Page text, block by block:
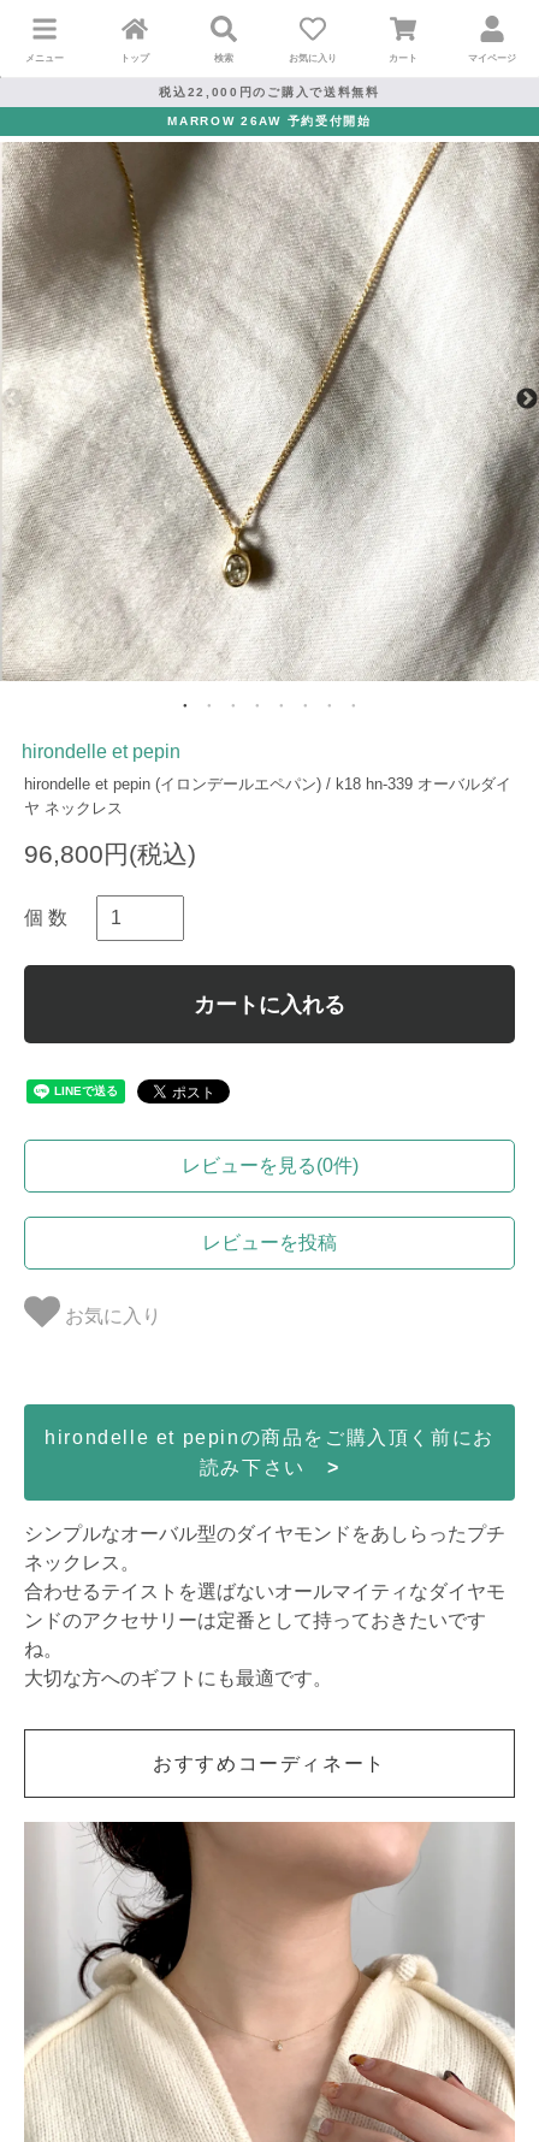
メニュー トップ 検索 お気に入り カート マイページ
税込22,000円のご購入で送料無料
MARROW 26AW 予約受付開始
hirondelle et pepin
hirondelle et pepin (イロンデールエペパン) / k18 hn-339 オーバルダイ
ヤ ネックレス
96,800円(税込)
個 数
カートに入れる
レビューを見る(0件)
レビューを投稿
お気に入り
hirondelle et pepinの商品をご購入頂く前にお
読み下さい >
シンプルなオーバル型のダイヤモンドをあしらったプチ
ネックレス。
合わせるテイストを選ばないオールマイティなダイヤモ
ンドのアクセサリーは定番として持っておきたいです
ね。
大切な方へのギフトにも最適です。
おすすめコーディネート